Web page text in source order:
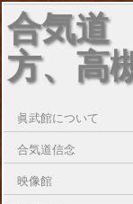
合気道
方、高
眞武館について
合気道信念
映像館